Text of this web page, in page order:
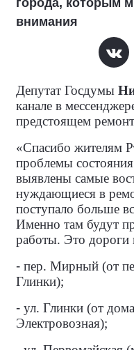
города, которым
внимания
Депутат Госдумы
канале в
предстоящем
«Спасибо жителям
проблемы
выявлены самые
нуждающиеся в
поступало больше
Именно там будут
работы. Это дороги
- пер. Мирный (от
Глинки);
- ул. Глинки (от
Электровозная);